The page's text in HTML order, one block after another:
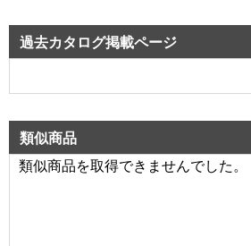
過去カタログ掲載ページ
類似商品
類似商品を取得できませんでした。